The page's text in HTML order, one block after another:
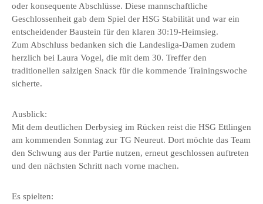
oder konsequente Abschlüsse. Diese mannschaftliche
Geschlossenheit gab dem Spiel der HSG Stabilität und war ein
entscheidender Baustein für den klaren 30:19-Heimsieg.
Zum Abschluss bedanken sich die Landesliga-Damen zudem
herzlich bei Laura Vogel, die mit dem 30. Treffer den
traditionellen salzigen Snack für die kommende Trainingswoche
sicherte.
Ausblick:
Mit dem deutlichen Derbysieg im Rücken reist die HSG Ettlingen
am kommenden Sonntag zur TG Neureut. Dort möchte das Team
den Schwung aus der Partie nutzen, erneut geschlossen auftreten
und den nächsten Schritt nach vorne machen.
Es spielten: